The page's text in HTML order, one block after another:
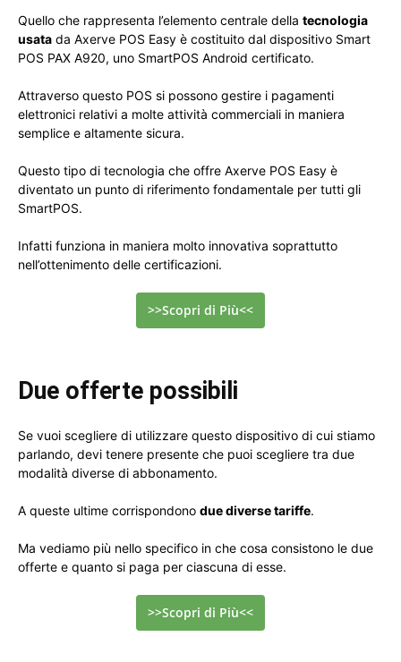
Quello che rappresenta l’elemento centrale della tecnologia
usata da Axerve POS Easy è costituito dal dispositivo Smart
POS PAX A920, uno SmartPOS Android certificato.
Attraverso questo POS si possono gestire i pagamenti
elettronici relativi a molte attività commerciali in maniera
semplice e altamente sicura.
Questo tipo di tecnologia che offre Axerve POS Easy è
diventato un punto di riferimento fondamentale per tutti gli
SmartPOS.
Infatti funziona in maniera molto innovativa soprattutto
nell’ottenimento delle certificazioni.
>>Scopri di Più<<
Due offerte possibili
Se vuoi scegliere di utilizzare questo dispositivo di cui stiamo
parlando, devi tenere presente che puoi scegliere tra due
modalità diverse di abbonamento.
A queste ultime corrispondono due diverse tariffe.
Ma vediamo più nello specifico in che cosa consistono le due
offerte e quanto si paga per ciascuna di esse.
>>Scopri di Più<<